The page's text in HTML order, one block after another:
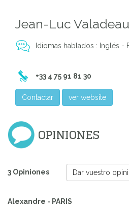
Jean-Luc Valadeau
Idiomas hablados : Inglés -
+33 4 75 91 81 30
Contactar ver website
OPINIONES
3 Opiniones Dar vuestro
Alexandre - PARIS